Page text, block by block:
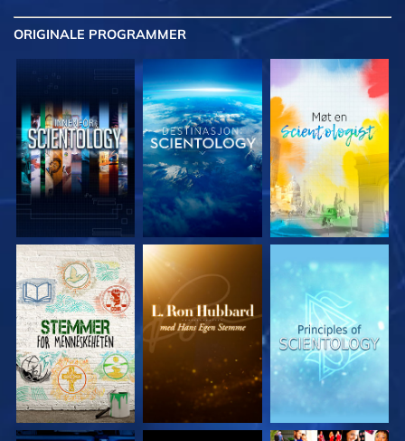
ORIGINALE PROGRAMMER
UTFORSK SERIEN UTFORSK SERIEN UTFORSK SERIEN